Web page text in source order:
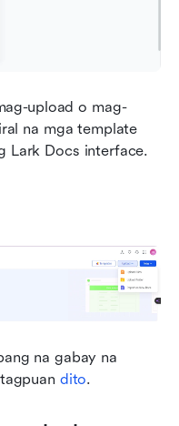
upload o mag-
na mga template
Lark Docs interface.
na gabay na
dito.